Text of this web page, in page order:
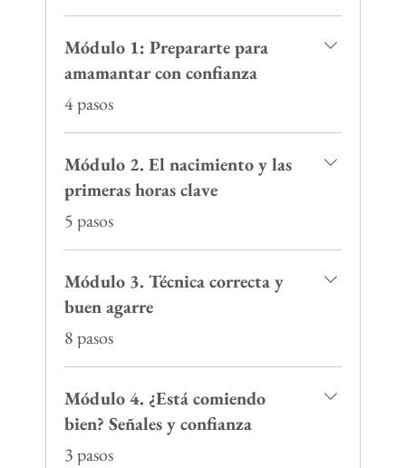
Módulo 1: Prepararte para
amamantar con confianza
.
4 pasos
Módulo 2. El nacimiento y las
primeras horas clave
.5 pasos
Módulo 3. Técnica correcta y
buen agarre
.8 pasos
Módulo 4. ¿Está comiendo
bien? Señales y confianza
.3 pasos